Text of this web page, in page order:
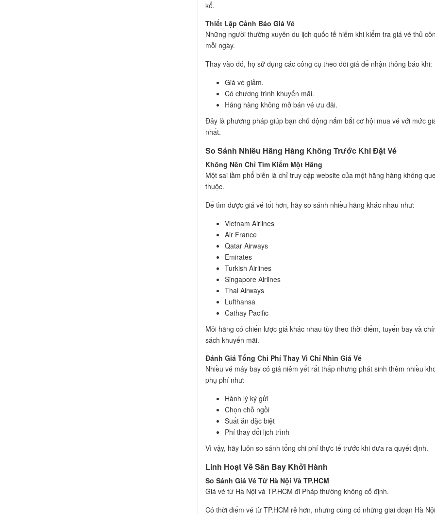
kể.
Thiết Lập Cảnh Báo Giá Vé
Những người thường xuyên du lịch quốc tế hiếm khi kiểm tra giá vé thủ
mỗi ngày.
Thay vào đó, họ sử dụng các công cụ theo dõi giá để nhận thông báo khi:
Giá vé giảm.
Có chương trình khuyến mãi.
Hãng hàng không mở bán vé ưu đãi.
Đây là phương pháp giúp bạn chủ động nắm bắt cơ hội mua vé với mức
nhất.
So Sánh Nhiều Hãng Hàng Không Trước Khi Đặt Vé
Không Nên Chỉ Tìm Kiếm Một Hãng
Một sai lầm phổ biến là chỉ truy cập website của một hãng hàng không
thuộc.
Để tìm được giá vé tốt hơn, hãy so sánh nhiều hãng khác nhau như:
Vietnam Airlines
Air France
Qatar Airways
Emirates
Turkish Airlines
Singapore Airlines
Thai Airways
Lufthansa
Cathay Pacific
Mỗi hãng có chiến lược giá khác nhau tùy theo thời điểm, tuyến bay và
sách khuyến mãi.
Đánh Giá Tổng Chi Phí Thay Vì Chỉ Nhìn Giá Vé
Nhiều vé máy bay có giá niêm yết rất thấp nhưng phát sinh thêm nhiều
phụ phí như:
Hành lý ký gửi
Chọn chỗ ngồi
Suất ăn đặc biệt
Phí thay đổi lịch trình
Vì vậy, hãy luôn so sánh tổng chi phí thực tế trước khi đưa ra quyết định.
Linh Hoạt Về Sân Bay Khởi Hành
So Sánh Giá Vé Từ Hà Nội Và TP.HCM
Giá vé từ Hà Nội và TP.HCM đi Pháp thường không cố định.
Có thời điểm vé từ TP.HCM rẻ hơn, nhưng cũng có những giai đoạn Hà